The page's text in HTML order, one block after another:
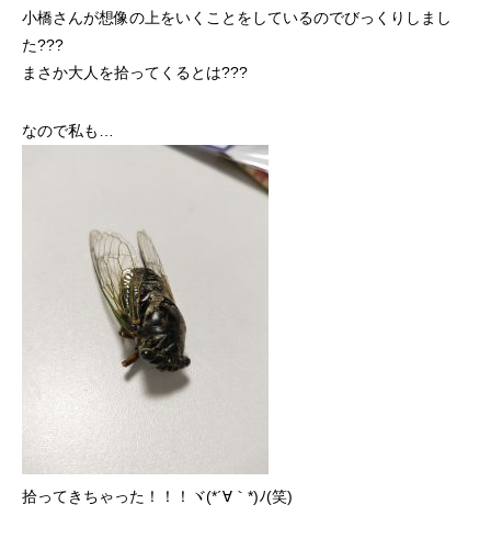
小橋さんが想像の上をいくことをしているのでびっくりしまし
た???
まさか大人を拾ってくるとは???
なので私も…
拾ってきちゃった！！！ヾ(*´∀｀*)ﾉ(笑)